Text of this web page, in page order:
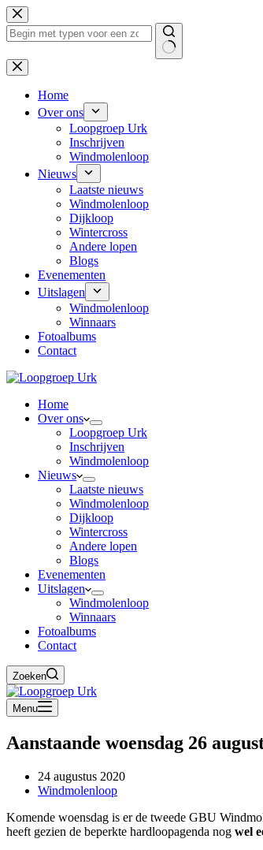
Ga
naar
de
Geen
resultaten
Home
Over ons
Loopgroep Urk
Inschrijven
Windmolenloop
Nieuws
Laatste nieuws
Windmolenloop
Dijkloop
Wintercross
Andere lopen
Blogs
Evenementen
Uitslagen
Windmolenloop
Winnaars
Fotoalbums
Contact
Home
Over ons
Loopgroep Urk
Inschrijven
Windmolenloop
Nieuws
Laatste nieuws
Windmolenloop
Dijkloop
Wintercross
Andere lopen
Blogs
Evenementen
Uitslagen
Windmolenloop
Winnaars
Fotoalbums
Contact
Zoeken
Menu
Aanstaande woensdag 26
24 augustus 2020
Windmolenloop
Komende woensdag is er de tweede GBU
heeft gezien de beperkte hardloopagenda nog wel